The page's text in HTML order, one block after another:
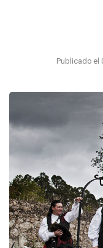
Publicado el